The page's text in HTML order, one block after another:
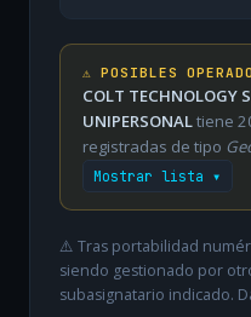
⚠️ POSIBLES
COLT TECHNOLOGY
UNIPERSONALtiene
registradas de tipo
Mostrar lista ▾
⚠️ Tras portabilidad
siendo gestionado por
subasignatario indicado.